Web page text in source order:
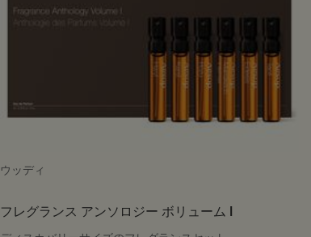
ウッディ
フレグランス アンソロジー ボリューム I